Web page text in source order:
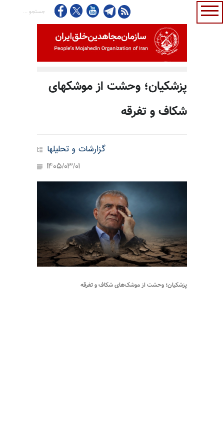
پزشکیان؛ وحشت از موشکهای
شکاف و تفرقه
گزارشات و تحلیلها
1405/03/01
پزشکیان؛ وحشت از موشک‌های شکاف و تفرقه